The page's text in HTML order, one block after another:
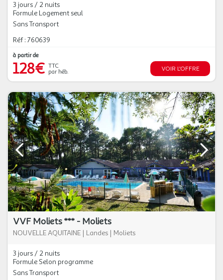
3 jours / 2 nuits
Formule Logement seul
Sans Transport
Réf : 760639
à partir de
128€ TTC
par héb.
VOIR L'OFFRE
VVF Moliets *** - Moliets
NOUVELLE AQUITAINE | Landes | Moliets
3 jours / 2 nuits
Formule Selon programme
Sans Transport